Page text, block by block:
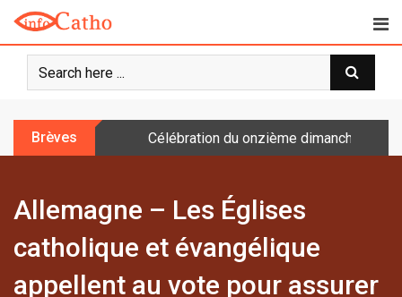
o
Brèves Célébration du onzième dimanche
Allemagne – Les Églises
catholique et évangélique
appellent au vote pour assurer